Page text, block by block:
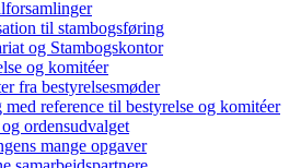
til stambogsføring
og Stambogskontor
og komitéer
fra bestyrelsesmøder
reference til bestyrelse og komitéer
ordensudvalget
mange opgaver